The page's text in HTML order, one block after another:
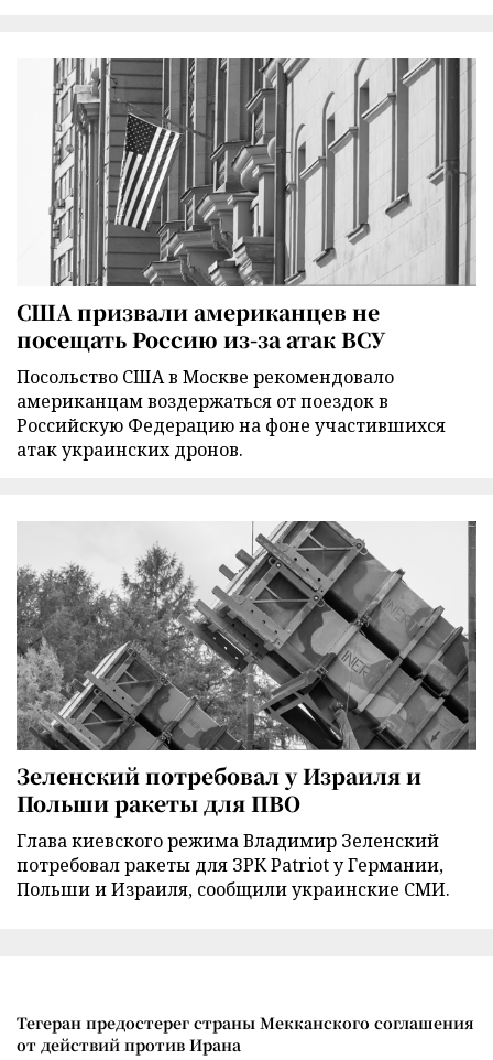
США призвали американцев не
посещать Россию из-за атак ВСУ
Посольство США в Москве рекомендовало
американцам воздержаться от поездок в
Российскую Федерацию на фоне участившихся
атак украинских дронов.
Зеленский потребовал у Израиля и
Польши ракеты для ПВО
Глава киевского режима Владимир Зеленский
потребовал ракеты для ЗРК Patriot у Германии,
Польши и Израиля, сообщили украинские СМИ.
Тегеран предостерег страны Мекканского соглашения
от действий против Ирана